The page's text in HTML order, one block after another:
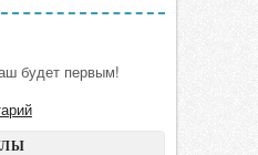
будет первым!